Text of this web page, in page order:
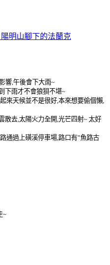
陽明山腳下的法蘭克
響 午後會下大雨~
下雨才不會狼狽不堪~
來天候並不是很好 本來想要偷個懶
散去 太陽火力全開 光芒四射~ 太好
通過上磺溪停車場 路口有”魚路古
~